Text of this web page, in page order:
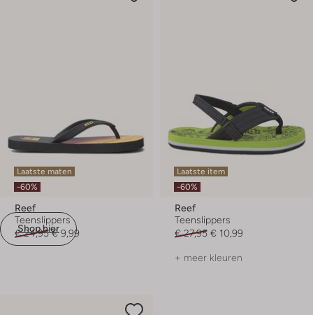
Shop hier
Laatste maten
-60%
Reef
Teenslippers
€ 24,95 € 9,99
Laatste item
-60%
Reef
Teenslippers
€ 27,95 € 10,99
+ meer kleuren